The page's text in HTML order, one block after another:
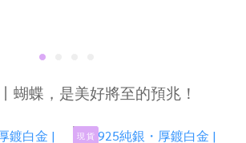
蝴蝶，是美好將至的預兆！
現 貨